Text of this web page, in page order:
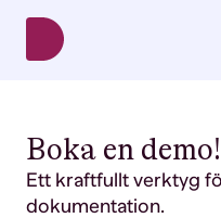
Boka en demo!
Ett kraftfullt verktyg
dokumentation.